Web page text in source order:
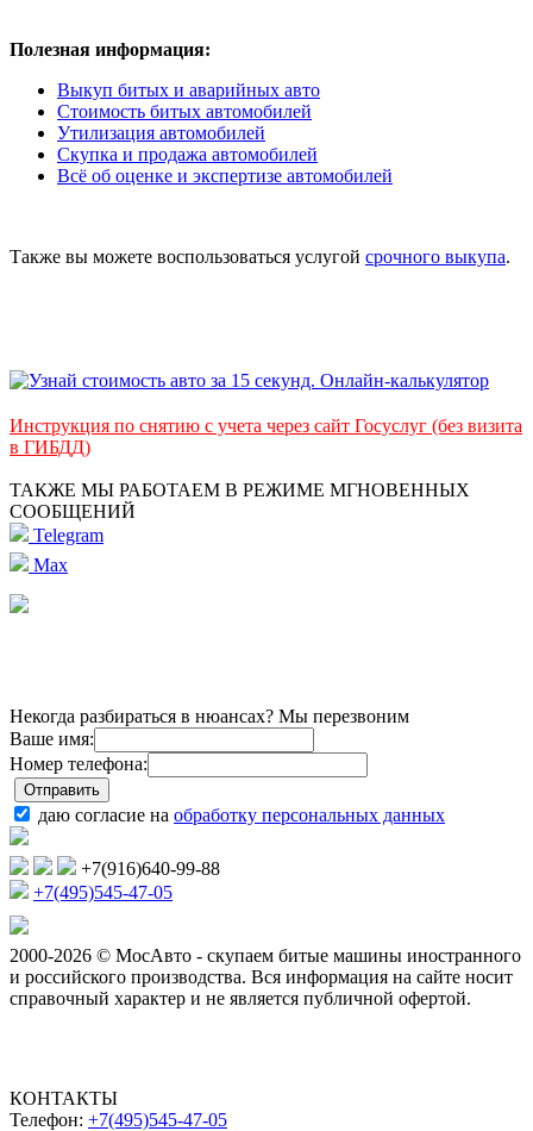
Полезная информация:
Выкуп битых и аварийных авто
Стоимость битых автомобилей
Утилизация автомобилей
Скупка и продажа автомобилей
Всё об оценке и экспертизе автомобилей
Также вы можете воспользоваться услугой срочного выкупа.
Инструкция по снятию с учета через сайт Госуслуг (без визита
в ГИБДД)
ТАКЖЕ МЫ РАБОТАЕМ В РЕЖИМЕ МГНОВЕННЫХ
СООБЩЕНИЙ
Telegram
Max
Некогда разбираться в нюансах? Мы перезвоним
Ваше имя:
Номер телефона:
даю согласие на обработку персональных данных
+7(916)640-99-88
+7(495)545-47-05
2000-2026 © МосАвто - скупаем битые машины иностранного
и российского производства. Вся информация на сайте носит
справочный характер и не является публичной офертой.
КОНТАКТЫ
Телефон: +7(495)545-47-05